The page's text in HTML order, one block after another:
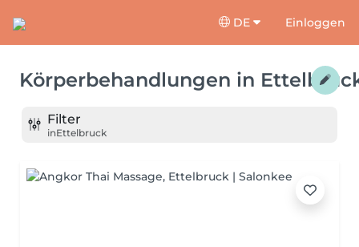
DE Einloggen
Körperbehandlungen in
Filter
inEttelbruck